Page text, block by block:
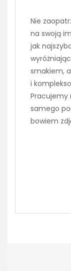
Nie
na swoją
jak
smakiem,
i
Pracujemy
samego
bowiem